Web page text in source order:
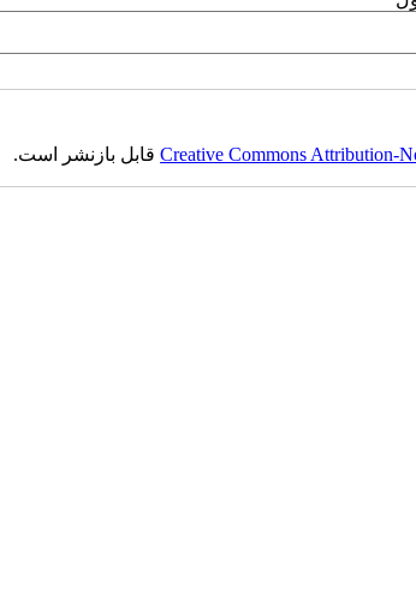
Creative Commons Attribution-قابل بازنشر است.